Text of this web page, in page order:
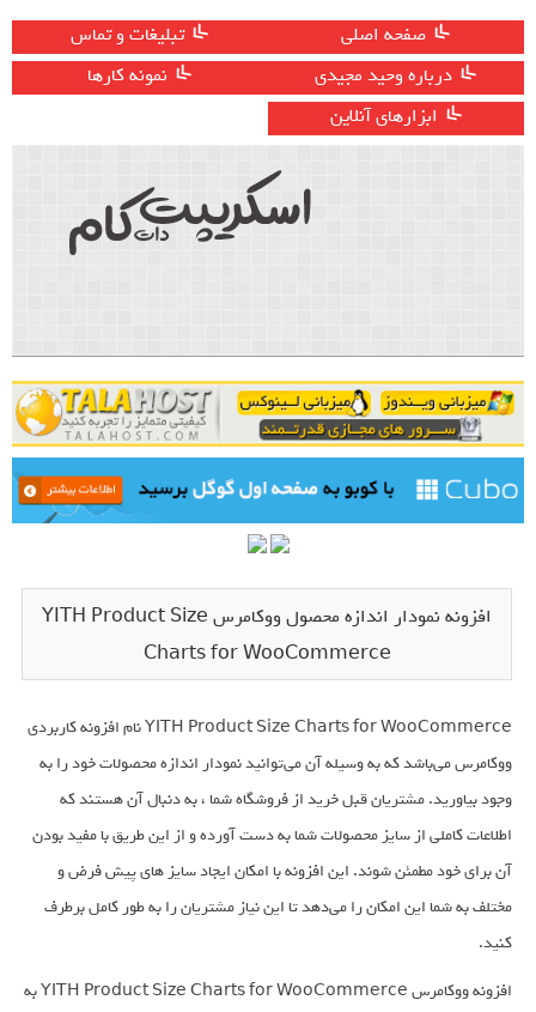
صفحه اصلی
تبلیغات و تماس
درباره وحید مجیدی
نمونه کارها
ابزارهای آنلاین
افزونه نمودار اندازه محصول ووکامرس YITH Product Size
Charts for WooCommerce
YITH Product Size Charts for WooCommerce نام افزونه کاربردی
ووکامرس می‌باشد که به وسیله آن می‌توانید نمودار اندازه محصولات خود را به
وجود بیاورید. مشتریان قبل خرید از فروشگاه شما ، به دنبال آن هستند که
اطلاعات کاملی از سایز محصولات شما به دست آورده و از این طریق با مفید بودن
آن برای خود مطمئن شوند. این افزونه با امکان ایجاد سایز های پیش فرض و
مختلف به شما این امکان را می‌دهد تا این نیاز مشتریان را به طور کامل برطرف
کنید.
افزونه ووکامرس YITH Product Size Charts for WooCommerce به